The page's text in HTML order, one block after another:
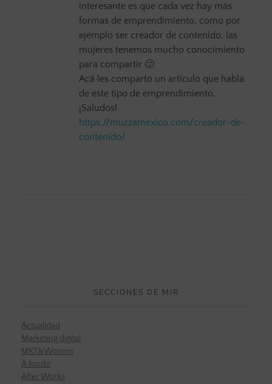
interesante es que cada vez hay más
formas de emprendimiento, como por
ejemplo ser creador de contenido, las
mujeres tenemos mucho conocimiento
para compartir 🙂
Acá les comparto un artículo que habla
de este tipo de emprendimiento.
¡Saludos!
https://muzzamexico.com/creador-de-
contenido/
SECCIONES DE MIR
Actualidad
Marketing digital
MKT&Women
A fondo
After Works